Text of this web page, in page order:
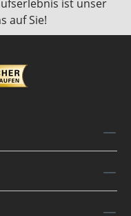
ist unser
auf Sie!